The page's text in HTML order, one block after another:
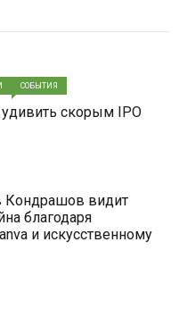
СОБЫТИЯ
скорым IPO
Кондрашов видит
благодаря
и искусственному